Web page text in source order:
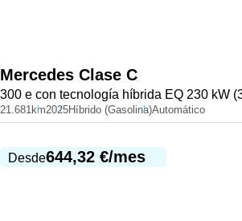
Mercedes Clase C
300 e con tecnología híbrida EQ 230 kW
21.681km2025Híbrido (Gasolina)Automático
Desde644,32 €/mes